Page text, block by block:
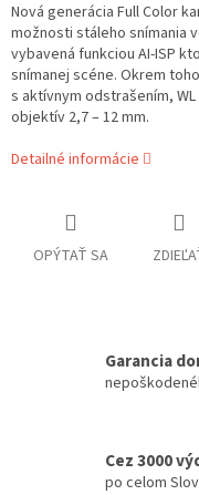
Nová generácia Full Color
možnosti stáleho snímania
vybavená funkciou AI-ISP
snímanej scéne. Okrem
s aktívnym odstrašením,
objektív 2,7 – 12 mm.
Detailné informácie
OPÝTAŤ SA
Garancia
Cez 3000
po celom